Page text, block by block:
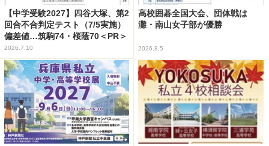
【中学受験2027】四谷大塚、第2
回合不合判定テスト（7/5実施）
偏差値…筑駒74・桜蔭70＜PR＞
2026.7.10
高校囲碁全国大会、団体戦は
灘・南山女子部が優勝
2026.8.5